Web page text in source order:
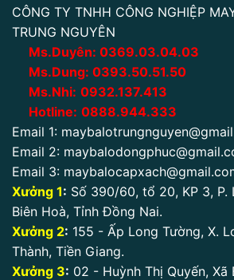
CÔNG TY TNHH CÔNG NGHIỆP
TRUNG NGUYÊN
Ms.Duyên: 0369.03.04.03
Ms.Dung: 0393.50.51.50
Ms.Nhi: 0932.137.413
Hotline: 0888.944.333
Email 1:
Email 2:
Email 3:
Xưởng 1: Số 390/60, tổ 20, KP 3, P.
Biên Hoà, Tỉnh Đồng Nai.
Xưởng 2: 155 - Ấp Long Tường, X.
Thành, Tiền Giang.
Xưởng 3: 02 - Huỳnh Thị Quyến, Xã